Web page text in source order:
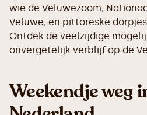
wie de Veluwezoom,
Veluwe, en pittoreske
Ontdek de veelzijdige
onvergetelijk verblijf op de
Weekendje weg